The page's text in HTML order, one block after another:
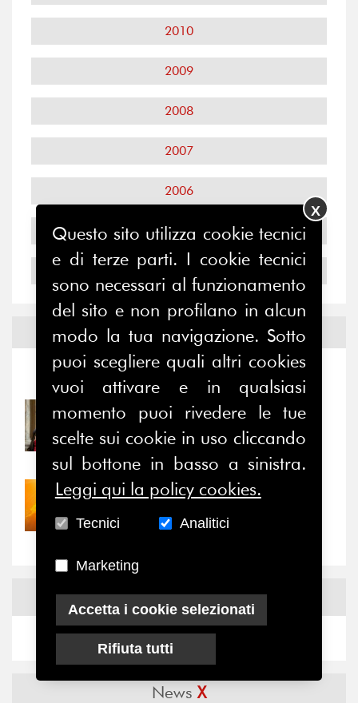
2010
2009
2008
2007
2006
2005
Notizie edEventi
Eventi
31/07/2026
Prima della pausa estiva,
il valore di...
30/07/2026
Nove anni dopo la
“grande cecità”: la...
NewsFacebook
NewsX
Questo sito utilizza cookie tecnici
e di terze parti. I cookie tecnici
sono necessari al funzionamento
del sito e non profilano in alcun
modo la tua navigazione. Sotto
puoi scegliere quali altri cookies
vuoi attivare e in qualsiasi
momento puoi rivedere le tue
scelte sui cookie in uso cliccando
sul bottone in basso a sinistra.
Leggi qui la policy cookies.
Tecnici Analitici
Marketing
Accetta i cookie selezionati
Rifiuta tutti
X